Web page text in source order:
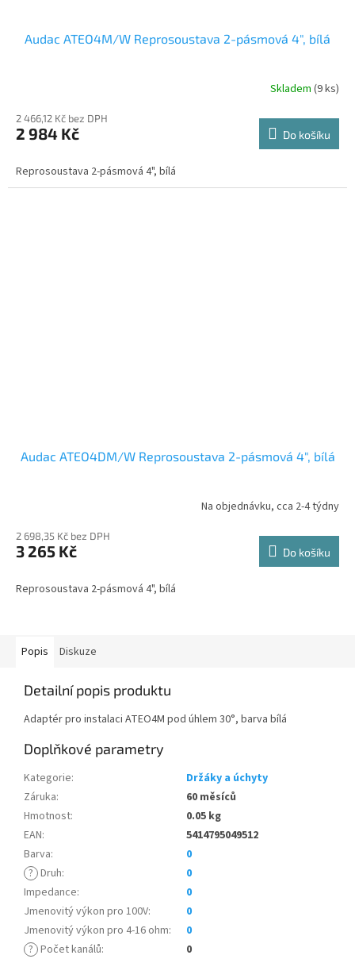
Audac ATEO4M/W Reprosoustava 2-pásmová 4", bílá
Skladem (9 ks)
2 466,12 Kč bez DPH
2 984 Kč Do košíku
Reprosoustava 2-pásmová 4", bílá
Audac ATEO4DM/W Reprosoustava 2-pásmová 4", bílá
Na objednávku, cca 2-4 týdny
2 698,35 Kč bez DPH
3 265 Kč Do košíku
Reprosoustava 2-pásmová 4", bílá
Popis Diskuze
Detailní popis produktu
Adaptér pro instalaci ATEO4M pod úhlem 30°, barva bílá
Doplňkové parametry
Kategorie:
Držáky a úchyty
Záruka:
60 měsíců
Hmotnost:
0.05 kg
EAN:
5414795049512
Barva:
0
? Druh:
0
Impedance:
0
Jmenovitý výkon pro 100V:
0
Jmenovitý výkon pro 4-16 ohm:
0
? Počet kanálů: 0